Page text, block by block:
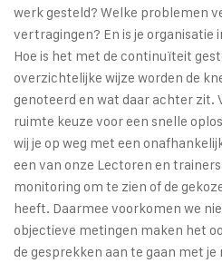
werk gesteld? Welke problemen
vertragingen? En is je organisatie
Hoe is het met de continuïteit
overzichtelijke wijze worden de
genoteerd en wat daar achter zit.
ruimte keuze voor een snelle
wij je op weg met een
een van onze Lectoren en
monitoring om te zien of de
heeft. Daarmee voorkomen we
objectieve metingen maken het
de gesprekken aan te gaan met je